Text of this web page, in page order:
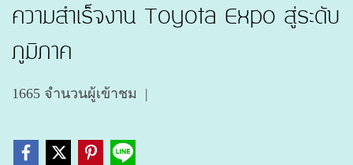
ความสำเร็จงาน Toyota Expo สู่ระดับ
ภูมิภาค
1665 จำนวนผู้เข้าชม |